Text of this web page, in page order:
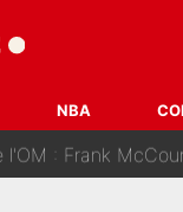
NBA
entourage : «Je
: «Je n'aurais
Frank McCourt va